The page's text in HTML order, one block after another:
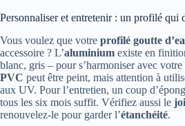
Personnaliser et entretenir : un profilé qui
Vous voulez que votre profilé goutte
accessoire ? L’aluminium existe en
blanc, gris – pour s’harmoniser avec
PVC peut être peint, mais attention à
aux UV. Pour l’entretien, un coup
tous les six mois suffit. Vérifiez aussi le
renouvelez-le pour garder l’étanchéité.